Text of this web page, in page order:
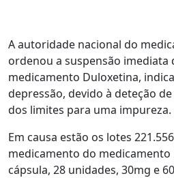
A autoridade nacional do
ordenou a suspensão imediata
medicamento Duloxetina,
depressão, devido à deteção
dos limites para uma impureza.
Em causa estão os lotes
medicamento do
cápsula, 28 unidades, 30mg e